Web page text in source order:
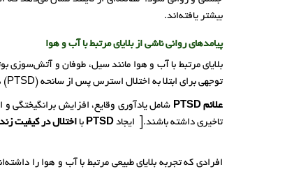
بیشتر یافته‌اند.
پیامدهای روانی ناشی از بلایای مرتبط با آب و هوا
بلایای مرتبط با آب و هوا مانند سیل، طوفان و آتش‌سوزی
توجهی برای ابتلا به اختلال استرس پس از سانحه (PTSD) هستند.
علائم PTSD شامل یادآوری وقایع، افزایش برانگیختگی
تاخیری داشته باشند.[ ایجاد PTSD با اختلال در کیفیت
افرادی که تجربه بلایای طبیعی مرتبط با آب و هوا را